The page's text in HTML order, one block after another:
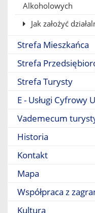
Alkoholowych
Jak założyć
Strefa Mieszkańca
Strefa
Strefa Turysty
E - Usługi Cyfrowy
Vademecum
Historia
Kontakt
Mapa
Współpraca z
Kultura